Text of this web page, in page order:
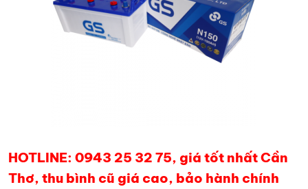
HOTLINE: 0943 25 32 75, giá tốt nhất Cần
Thơ, thu bình cũ giá cao, bảo hành chính